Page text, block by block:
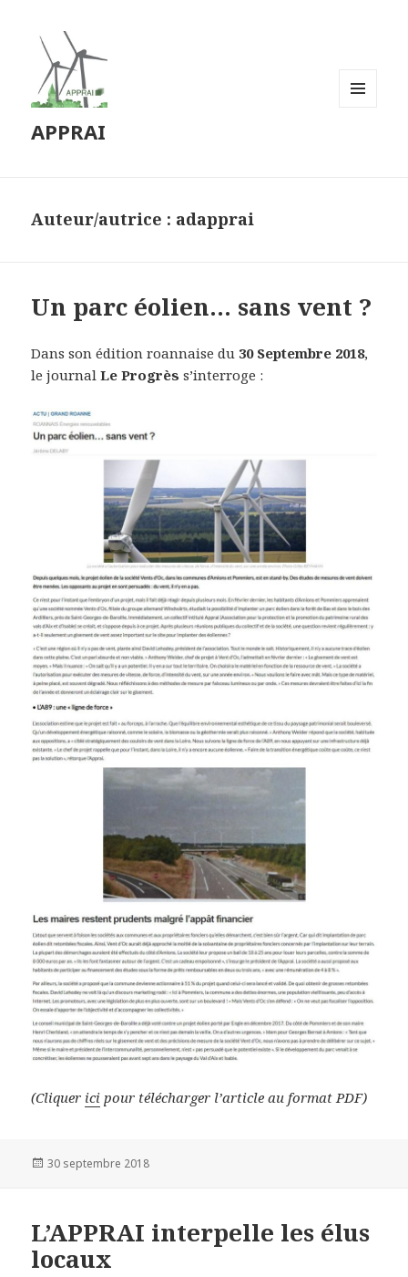
APPRAI
Auteur/autrice : adapprai
Un parc éolien… sans vent ?
Dans son édition roannaise du 30 Septembre 2018,
le journalLe Progrès s’interroge :
(Cliquer ici pour télécharger l’article au format PDF)
Publié
30 septembre 2018
L’APPRAI interpelle les élus
locaux